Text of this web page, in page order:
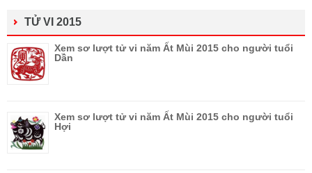
TỬ VI 2015
Xem sơ lượt tử vi năm Ất Mùi 2015 cho người tuổi
Dần
Xem sơ lượt tử vi năm Ất Mùi 2015 cho người tuổi
Hợi